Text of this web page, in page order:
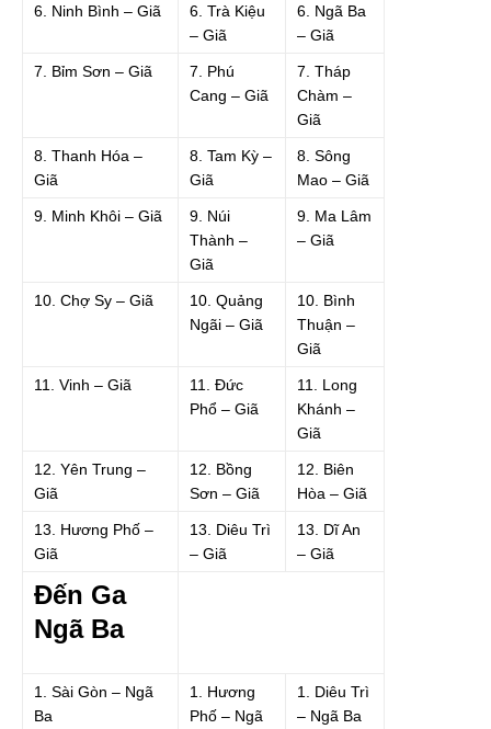
6. Ninh Bình – Giã
6. Trà Kiệu
– Giã
6. Ngã Ba
– Giã
7. Bỉm Sơn – Giã
7. Phú
Cang – Giã
7. Tháp
Chàm –
Giã
8. Thanh Hóa –
Giã
8. Tam Kỳ –
Giã
8. Sông
Mao – Giã
9. Minh Khôi – Giã
9. Núi
Thành –
Giã
9. Ma Lâm
– Giã
10. Chợ Sy – Giã
10. Quảng
Ngãi – Giã
10. Bình
Thuận –
Giã
11. Vinh – Giã
11. Đức
Phổ – Giã
11. Long
Khánh –
Giã
12. Yên Trung –
Giã
12. Bồng
Sơn – Giã
12. Biên
Hòa – Giã
13. Hương Phố –
Giã
13. Diêu Trì
– Giã
13. Dĩ An
– Giã
Đến Ga
Ngã Ba
1. Sài Gòn – Ngã
Ba
1. Hương
Phố – Ngã
1. Diêu Trì
– Ngã Ba